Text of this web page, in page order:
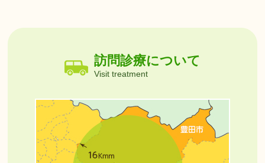
お知らせ
令和8年8月から水曜日の診療時間が変更となります。
訪問診療について
Visit treatment